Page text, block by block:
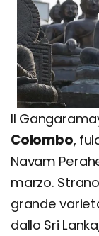
Il
Colombo,
Navam
marzo.
grande
dallo Sri